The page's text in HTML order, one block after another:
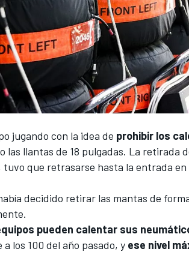
jugando con la idea de prohibir los
las llantas de 18 pulgadas. La retirada
tuvo que retrasarse hasta la entrada
decidido retirar las mantas de
pueden calentar sus
los 100 del año pasado, y ese nivel